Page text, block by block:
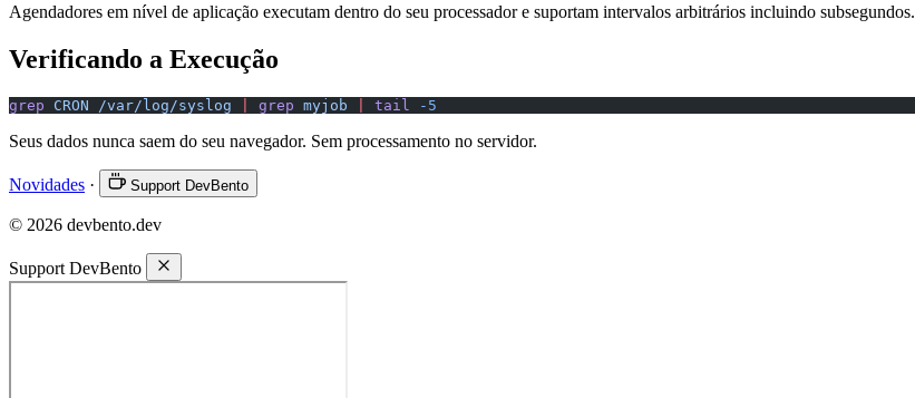
Agendadores em nível de aplicação executam dentro do seu processador e suportam intervalos arbitrários incluindo subsegundos.
Verificando a Execução
grep CRON /var/log/syslog grep myjob tail -5
Seus dados nunca saem do seu navegador. Sem processamento no servidor.
Novidades · Support DevBento
© 2026 devbento.dev
Support DevBento